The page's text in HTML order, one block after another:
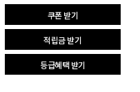
쿠폰 받기
적립금 받기
등급혜택 받기